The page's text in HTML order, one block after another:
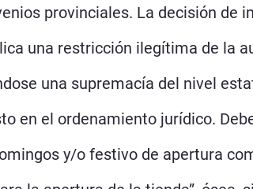
provinciales. La decisión de
una restricción ilegítima de la
una supremacía del nivel
en el ordenamiento jurídico.
y/o festivo de apertura